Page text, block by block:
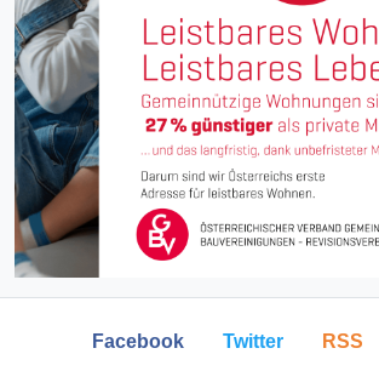
Facebook Twitter RSS